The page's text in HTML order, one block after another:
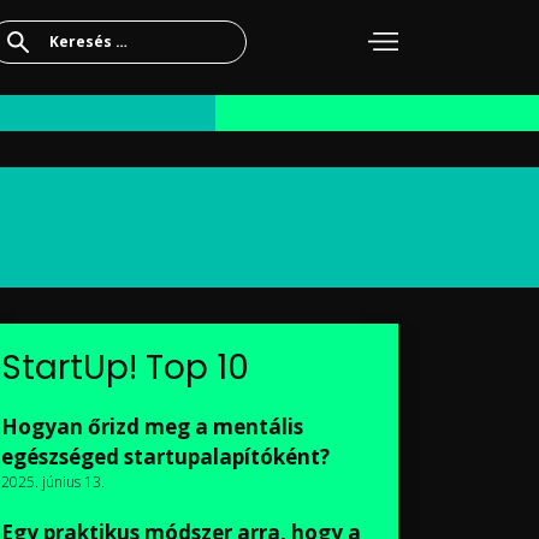
Keresés:
StartUp! Top 10
Hogyan őrizd meg a mentális
egészséged startupalapítóként?
2025. június 13.
Egy praktikus módszer arra, hogy a